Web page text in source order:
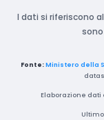
I dati si riferiscono
Fonte: Ministero della
Elaborazione dati